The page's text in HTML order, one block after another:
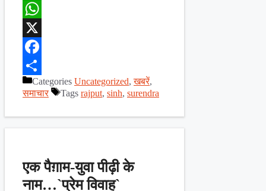
WhatsApp
X
Facebook
ShareCategories Uncategorized,खबरें,
समाचार
Tags rajput, sinh, surendra
एक पैग़ाम-युवा पीढ़ी के
नाम…`प्रेम विवाह`